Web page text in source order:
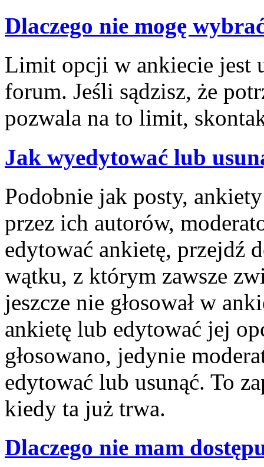
Dlaczego nie mogę
Limit opcji w ankiecie jest
forum. Jeśli sądzisz, że
pozwala na to limit,
Jak wyedytować lub
Podobnie jak posty,
przez ich autorów,
edytować ankietę, przejdź
wątku, z którym zawsze
jeszcze nie głosował w
ankietę lub edytować jej
głosowano, jedynie
edytować lub usunąć. To
kiedy ta już trwa.
Dlaczego nie mam